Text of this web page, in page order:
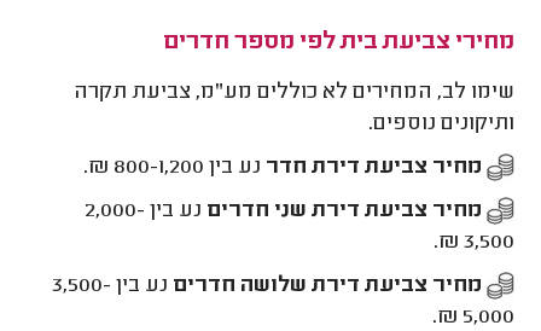
מחירי צביעת בית לפי מספר חדרים
שימו לב, המחירים לא כוללים מע"מ, צביעת תקרה
ותיקונים נוספים.
מחיר צביעת דירת חדר נע בין 800-1,200 ₪.
מחיר צביעת דירת שני חדרים
נע בין 2,000-
3,500 ₪.
מחיר צביעת דירת שלושה חדרים
נע בין 3,500-
5,000 ₪.